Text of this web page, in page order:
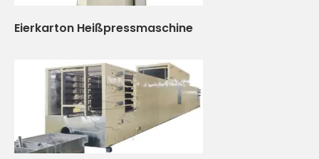
Eierkarton Heißpressmaschine